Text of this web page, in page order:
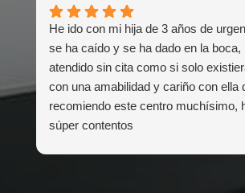
He ido con mi hija de 3 años de
se ha caído y se ha dado en la boca,
atendido sin cita como si solo
con una amabilidad y cariño con ella
recomiendo este centro muchísimo,
súper contentos